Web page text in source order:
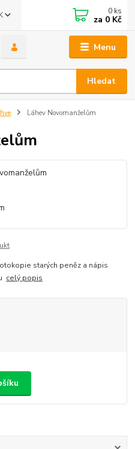
Menu
Hledat
0 ks
za 0 Kč
Láhev Novomanželům
starých peněz a nápis
celý popis